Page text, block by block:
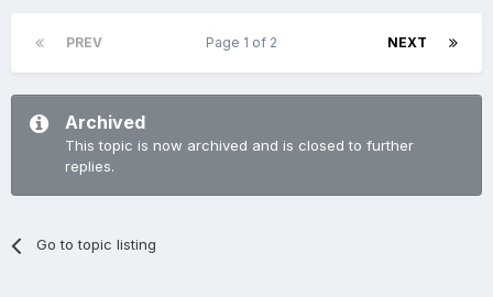
PREV NEXT
Page 1 of 2
Archived
This topic is now archived and is closed to further
replies.
Go to topic listing